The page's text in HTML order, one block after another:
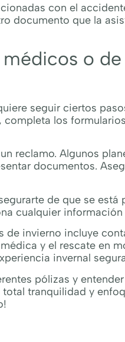
con el
documento que la
o
seguir ciertos
los
reclamo. Algunos
documentos.
de que se está
cualquier
de invierno incluye
y el rescate en
invernal
pólizas y
tranquilidad y